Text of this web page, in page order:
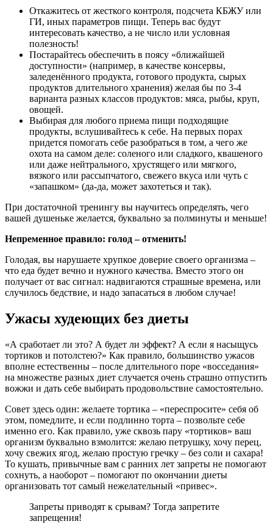
Откажитесь от жесткого контроля, подсчета КБЖУ или
ГИ, иных параметров пищи. Теперь вас будут
интересовать качество, а не число или условная
полезность!
Постарайтесь обеспечить в поясу «ближайшей
доступности» (например, в качестве консервы,
заледенённого продукта, готового продукта, сырых
продуктов длительного хранения) желая бы по 3-4
варианта разных классов продуктов: мяса, рыбы, круп,
овощей.
Выбирая для любого приема пищи подходящие
продукты, вслушивайтесь к себе. На первых порах
придется помогать себе разобраться в том, а чего же
охота на самом деле: соленого или сладкого, квашеного
или даже нейтрального, хрустящего или мягкого,
вязкого или рассыпчатого, свежего вкуса или чуть с
«запашком» (да-да, может захотеться и так).
При достаточной тренингу вы научитесь определять, чего
вашей душеньке желается, буквально за полминуты и меньше!
Непременное правило: голод – отменить!
Голодая, вы нарушаете хрупкое доверие своего организма –
что еда будет вечно и нужного качества. Вместо этого он
получает от вас сигнал: надвигаются страшные времена, или
случилось бедствие, и надо запасаться в любом случае!
Ужасы худеющих без диеты
«А сработает ли это? А будет ли эффект? А если я насыщусь
тортиков и потолстею?» Как правило, большинство ужасов
вполне естественны – после длительного поре «восседания»
на множестве разных диет случается очень страшно отпустить
вожжи и дать себе выбирать продовольствие самостоятельно.
Совет здесь один: желаете тортика – «переспросите» себя об
этом, помедлите, и если подлинно торта – позвольте себе
именно его. Как правило, уже сквозь пару «тортиков» ваш
организм буквально взмолится: желаю петрушку, хочу перец,
хочу свежих ягод, желаю простую гречку – без соли и сахара!
То кушать, привычные вам с ранних лет запреты не помогают
сохнуть, а наоборот – помогают по окончании диеты
организовать тот самый нежелательный «привес».
Запреты приводят к срывам? Тогда запретите
запрещения!